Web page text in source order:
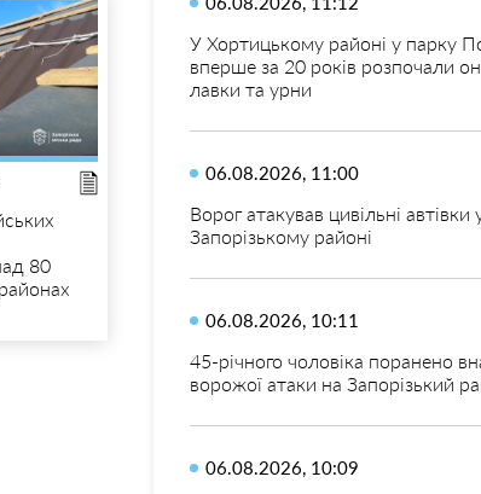
80
У Хортицькому районі у парку
вперше за 20 років розпочали
лавки та урни
06.08.2026, 11:00
Ворог атакував цивільні автівки
Запорізькому районі
06.08.2026, 10:11
45-річного чоловіка поранено
ворожої атаки на Запорізький
06.08.2026, 10:09